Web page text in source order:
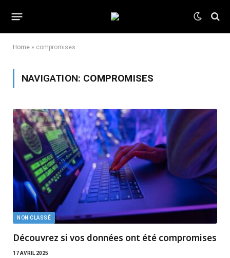
Home » compromises
NAVIGATION: COMPROMISES
NON CLASSÉ
Découvrez si vos données ont été compromises
17 AVRIL 2025